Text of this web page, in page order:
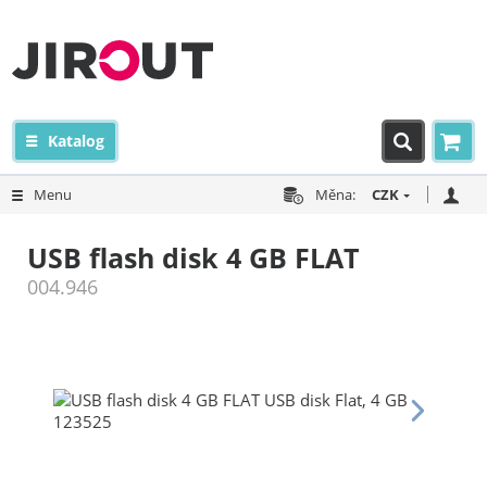
Katalog
Menu Měna: CZK
USB flash disk 4 GB FLAT
004.946